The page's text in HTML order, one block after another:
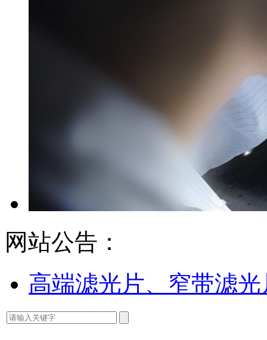
网站公告：
高端滤光片、窄带滤